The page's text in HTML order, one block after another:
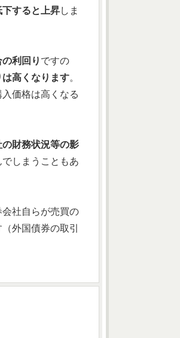
すると上昇しま
利回り ですの
高くなります。
入価格は高くなる
財務状況等の影
しまうこともあ
会社自らが売買の
（外国債券の取引